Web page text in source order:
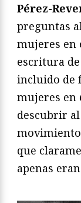
Pérez-
preguntas
mujeres en
escritura
incluido de
mujeres en
descubrir
que
apenas